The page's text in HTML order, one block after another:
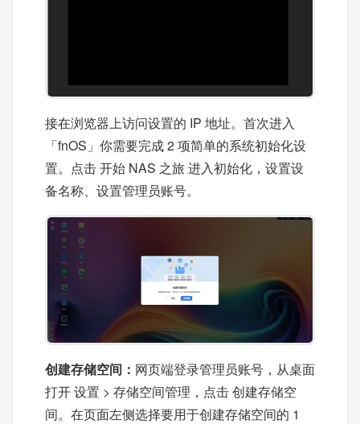
接在浏览器上访问设置的 IP 地址。首次进入
「fnOS」你需要完成 2 项简单的系统初始化设
置。点击 开始 NAS 之旅 进入初始化，设置设
备名称、设置管理员账号。
创建存储空间： 网页端登录管理员账号，从桌面
打开 设置 > 存储空间管理，点击 创建存储空
间。在页面左侧选择要用于创建存储空间的 1